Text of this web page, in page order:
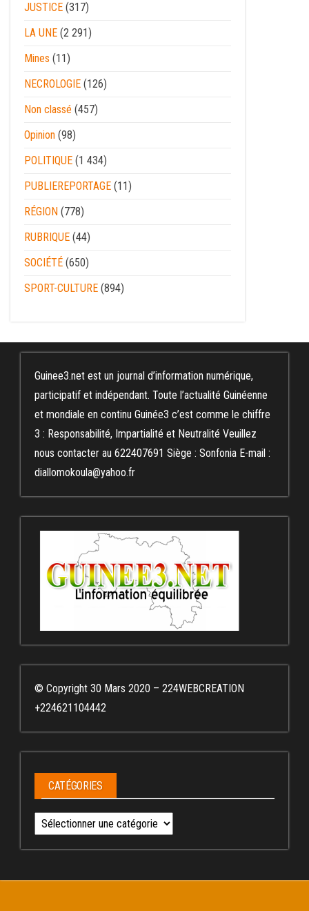
JUSTICE (317)
LA UNE (2 291)
Mines (11)
NECROLOGIE (126)
Non classé (457)
Opinion (98)
POLITIQUE (1 434)
PUBLIEREPORTAGE (11)
RÉGION (778)
RUBRIQUE (44)
SOCIÉTÉ (650)
SPORT-CULTURE (894)
Guinee3.net est un journal d’information numérique,
participatif et indépendant. Toute l’actualité Guinéenne
et mondiale en continu Guinée3 c’est comme le chiffre
3 : Responsabilité, Impartialité et Neutralité Veuillez
nous contacter au 622407691 Siège : Sonfonia E-mail :
diallomokoula@yahoo.fr
© Copyright 30 Mars 2020 – 224WEBCREATION
+224621104442
CATÉGORIES
Catégories